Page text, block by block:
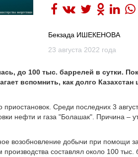
Бекзада ИШЕКЕНОВА
23 августа 2022 года
до 100 тыс. баррелей в сутки.
вспомнить, как долго Казахстан
Среди последних 3
нефти и газа "Болашак". Причина –
возобновление добычи при помощи
составлял около 100 тыс.